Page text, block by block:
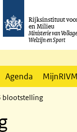
Rijksinstituut
en Milieu
Ministerie van
Welzijn en Sport
Agenda MijnRIVM
blootstelling